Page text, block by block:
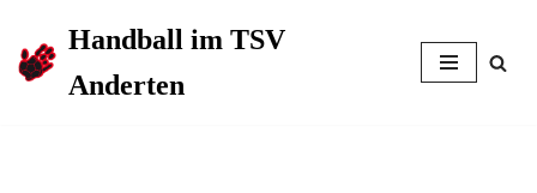
Zum
Handball im TSV
Anderten